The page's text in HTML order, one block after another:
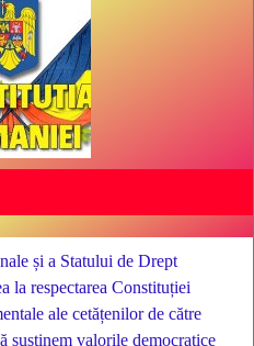
și a Statului de Drept
la respectarea Constituției
ale cetățenilor de către
susținem valorile democratice